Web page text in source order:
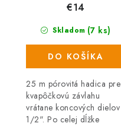
Skladom (7 ks)
€14
DO KOŠÍKA
25 m pórovitá hadica pre
kvapôčkovú závlahu
vrátane koncových dielov
1/2". Po celej dĺžke